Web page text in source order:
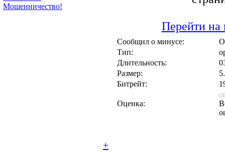
Мошенничество!
Перейти на
Сообщил о минусе:
Тип:
Длительность:
Размер:
Битрейт:
Оценка:
+